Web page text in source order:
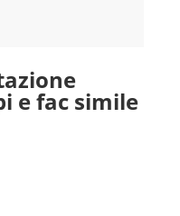
e fac simile